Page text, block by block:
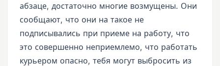
абзаце, достаточно многие возмущены. Они
сообщают, что они на такое не
подписывались при приеме на работу, что
это совершенно неприемлемо, что работать
курьером опасно, тебя могут выбросить из